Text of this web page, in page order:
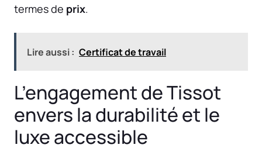
termes de prix.
Lire aussi : Certificat de travail
L’engagement de Tissot
envers la durabilité et le
luxe accessible